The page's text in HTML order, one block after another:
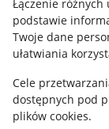
Łączenie różnych
podstawie
Twoje dane
ułatwiania
Cele
dostępnych pod
plików cookies.
Polityka plików
Ustawienia
Udostępnianie
Informacje dla